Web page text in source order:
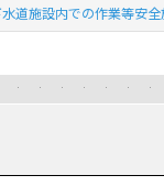
道施設内での作業等安